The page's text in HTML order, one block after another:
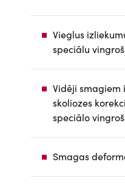
Vieglus
speciālu
Vidēji smagiem
skoliozes
speciālo
Smagas